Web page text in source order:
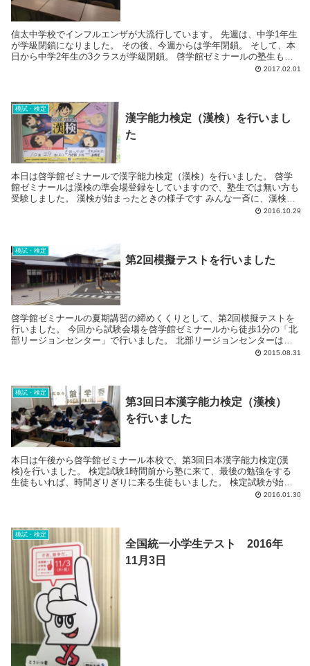
信太中学校でインフルエンザが大流行しています。 先週は、中学1年生
が学級閉鎖になりました。 その後、今週からは学年閉鎖。 そして、本
日から中学2年生の3クラスが学級閉鎖。 啓学館ゼミナールの塾生もイ
2017.02.01
模試・検定
漢字能力検定（漢検）を行いまし
た
本日は啓学館ゼミナールで漢字能力検定（漢検）を行いました。 啓学
館ゼミナールは漢検の準会場登録をしていますので、塾生では無い方も
受験しました。 漢検が始まったときの様子です みんな一斉に、漢検の
2016.10.29
模試・検定
第2回模擬テストを行いました
啓学館ゼミナールの夏期講習の締めくくりとして、第2回模擬テストを
行いました。 今回から試験会場を啓学館ゼミナールから徒歩1分の「北
部リージョンセンター」で行いました。 北部リージョンセンターは今
2015.08.31
模試・検定
第3回日本漢字能力検定（漢検）
を行いました
本日は午後から啓学館ゼミナール本校で、第3回日本漢字能力検定(漢
検)を行いました。 検定試験1時間前から塾に来て、最後の勉強をする
生徒もいれば、時間ぎりぎりに来る生徒もいました。 検定試験が始ま
2016.01.30
模試・検定
全国統一小学生テスト 2016年
11月3日